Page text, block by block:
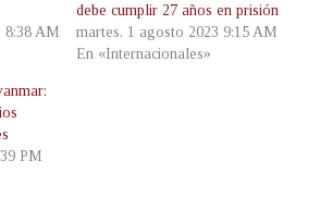
8:38 AM
debe cumplir 27 años en prisión
martes, 1 agosto 2023 9:15 AM
En «Internacionales»
PM